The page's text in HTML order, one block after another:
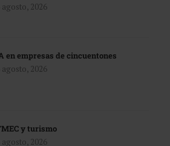
agosto, 2026
en empresas de cincuentones
agosto, 2026
y turismo
agosto, 2026